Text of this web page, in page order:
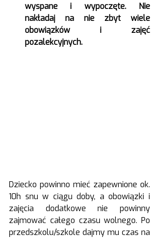
wyspane i wypoczęte. Nie
nakładaj na nie zbyt wiele
obowiązków i zajęć
pozalekcyjnych.
Dziecko powinno mieć zapewnione ok.
10h snu w ciągu doby, a obowiązki i
zajęcia dodatkowe nie powinny
zajmować całego czasu wolnego. Po
przedszkolu/szkole dajmy mu czas na